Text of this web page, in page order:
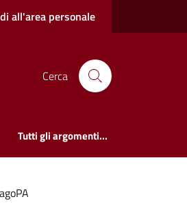
all'area personale
Cerca
Tutti gli argomenti...